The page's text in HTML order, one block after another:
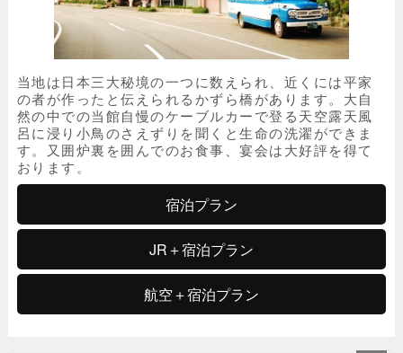
当地は日本三大秘境の一つに数えられ、近くには平家
の者が作ったと伝えられるかずら橋があります。大自
然の中での当館自慢のケーブルカーで登る天空露天風
呂に浸り小鳥のさえずりを聞くと生命の洗濯ができま
す。又囲炉裏を囲んでのお食事、宴会は大好評を得て
おります。
宿泊プラン
JR＋宿泊プラン
航空＋宿泊プラン